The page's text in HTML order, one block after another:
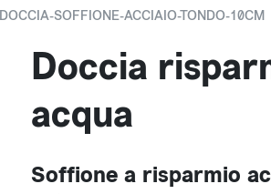
SOFFIONE-ACCIAIO-TONDO-10CM
Doccia
acqua
Soffione a risparmio